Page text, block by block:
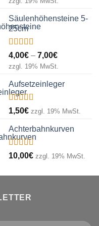
5
6,00€
Säulenhöhensteine 5-
25cm
Bewertet
mit 5.00 von
5
4,00€ – 7,00€
7,00€
zzgl. 19% MwSt.
Aufsetzeinleger
Bewertet
mit
von
5
1,50€ zzgl. 19% MwSt.
Achterbahnkurven
Bewertet
mit
10,00€ zzgl. 19% MwSt.